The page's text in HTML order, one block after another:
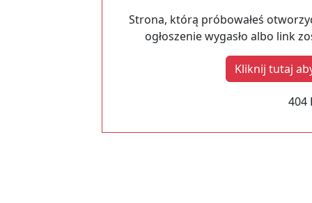
Strona, którą próbowałeś
ogłoszenie wygasło albo link
Kliknij tutaj
404